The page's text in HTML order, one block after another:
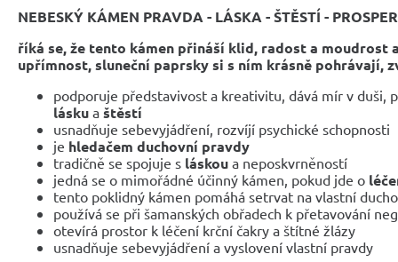
NEBESKÝ KÁMEN PRAVDA - LÁSKA - ŠTĚSTÍ -
říká se, že tento kámen přináší klid, radost a moudrost
upřímnost, sluneční paprsky si s ním krásně pohrávají,
podporuje představivost a kreativitu, dává mír v duši,
lásku a štěstí
usnadňuje sebevyjádření, rozvíjí psychické schopnosti
je hledačem duchovní pravdy
tradičně se spojuje s láskou a neposkvrněností
jedná se o mimořádné účinný kámen, pokud jde o
tento poklidný kámen pomáhá setrvat na vlastní
používá se při šamanských obřadech k přetavování
otevírá prostor k léčení krční čakry a štítné žlázy
usnadňuje sebevyjádření a vyslovení vlastní pravdy